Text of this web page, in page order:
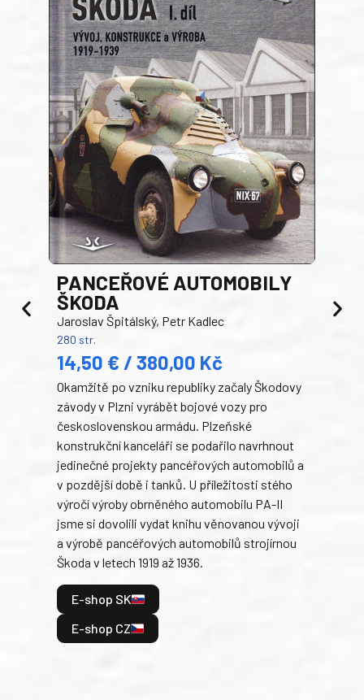
PANCEŘOVÉ AUTOMOBILY
ŠKODA
Jaroslav Špitálský, Petr Kadlec
280 str.
14,50 € / 380,00 Kč
Okamžitě po vzniku republiky začaly Škodovy
závody v Plzni vyrábět bojové vozy pro
československou armádu. Plzeňské
konstrukční kanceláři se podařilo navrhnout
jedinečné projekty pancéřových automobilů a
v pozdější době i tanků. U příležitosti stého
výročí výroby obrněného automobilu PA-II
jsme si dovolili vydat knihu věnovanou vývoji
a výrobě pancéřových automobilů strojírnou
Škoda v letech 1919 až 1936.
E-shop SK
E-shop CZ